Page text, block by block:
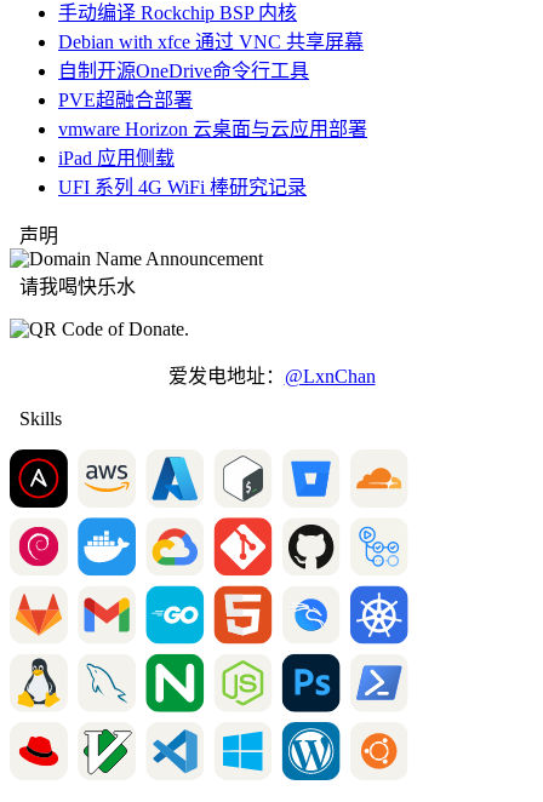
手动编译 Rockchip BSP 内核
Debian with xfce 通过 VNC 共享屏幕
自制开源OneDrive命令行工具
PVE超融合部署
vmware Horizon 云桌面与云应用部署
iPad 应用侧载
UFI 系列 4G WiFi 棒研究记录
声明
请我喝快乐水
爱发电地址： @LxnChan
Skills